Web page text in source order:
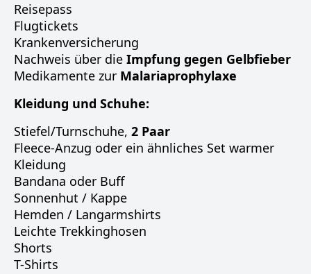
Reisepass
Flugtickets
Krankenversicherung
Nachweis über die Impfung gegen Gelbfieber
Medikamente zur Malariaprophylaxe
Kleidung und Schuhe:
Stiefel/Turnschuhe, 2 Paar
Fleece-Anzug oder ein ähnliches Set warmer
Kleidung
Bandana oder Buff
Sonnenhut / Kappe
Hemden / Langarmshirts
Leichte Trekkinghosen
Shorts
T-Shirts